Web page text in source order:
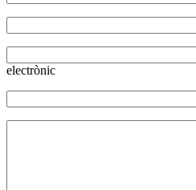
electrònic